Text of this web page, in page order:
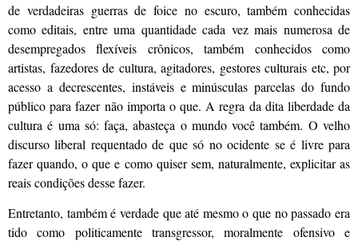
de verdadeiras guerras de foice no escuro, também conhecidas
como editais, entre uma quantidade cada vez mais numerosa de
desempregados flexíveis crônicos, também conhecidos como
artistas, fazedores de cultura, agitadores, gestores culturais etc, por
acesso a decrescentes, instáveis e minúsculas parcelas do fundo
público para fazer não importa o que. A regra da dita liberdade da
cultura é uma só: faça, abasteça o mundo você também. O velho
discurso liberal requentado de que só no ocidente se é livre para
fazer quando, o que e como quiser sem, naturalmente, explicitar as
reais condições desse fazer.
Entretanto, também é verdade que até mesmo o que no passado era
tido como politicamente transgressor, moralmente ofensivo e